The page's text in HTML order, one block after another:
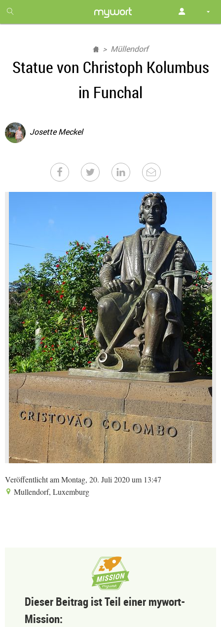
month
free
Müllendorf
Statue von Christoph Kolumbus
in Funchal
Josette Meckel
Veröffentlicht am Montag, 20. Juli 2020 um 13:47
Mullendorf, Luxemburg
Dieser Beitrag ist Teil einer mywort-
Mission: